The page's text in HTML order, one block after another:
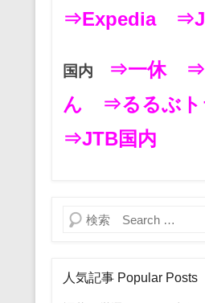
⇒Expedia
国内 ⇒一休
⇒
ん
⇒るるぶト
⇒JTB国内
検索
人気記事 Popular Posts